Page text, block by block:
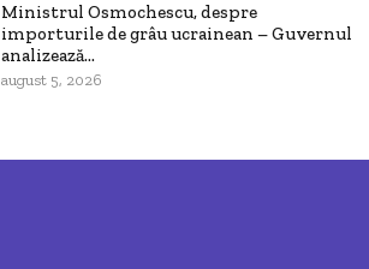
Ministrul Osmochescu, despre
importurile de grâu ucrainean – Guvernul
analizează...
august 5, 2026